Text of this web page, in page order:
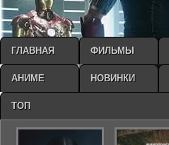
ГЛАВНАЯ ФИЛЬМЫ
АНИМЕ НОВИНКИ
ТОП